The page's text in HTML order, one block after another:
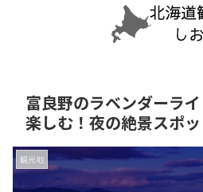
富良野のラベンダーラ
楽しむ！夜の絶景スポ
観光地